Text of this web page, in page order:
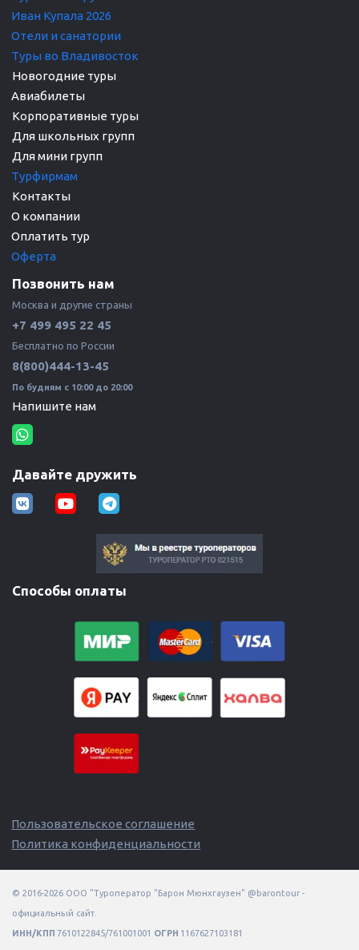
Иван Купала 2026
Отели и санатории
Туры во Владивосток
Авиабилеты
Корпоративные туры
Для школьных групп
Турфирмам
Контакты
О компании
Оплатить тур
Оферта
Позвонить нам
Москва и другие страны
+7 499 495 22 45
Бесплатно по России
8(800)444-13-45
По будням с 10:00 до 20:00
Напишите нам
Давайте дружить
Способы оплаты
Пользовательское соглашение
Политика конфиденциальности
© 2016-2026 ООО "Туроператор "Барон Мюнхгаузен" @barontour -
ИНН/КПП 7610122845/761001001 ОГРН 1167627103181